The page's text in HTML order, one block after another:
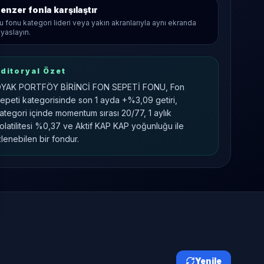
fonla karşılaştır
fonu kategori lideri veya yakın akranlarıyla aynı ekranda
Özet
PORTFÖY BİRİNCİ FON SEPETİ FONU, Fon
kategorisinde son 1 ayda +%3,09 getiri,
içinde momentum sırası 20/77, 1 aylık
%0,37 ve Aktif KAP KAP yoğunluğu ile
bir fondur.
Yenile